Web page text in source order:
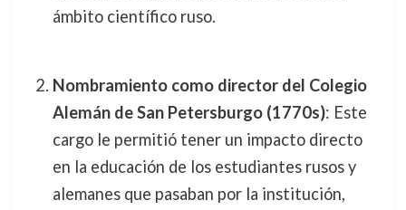
ámbito científico ruso.
Nombramiento como director del Colegio
Alemán de San Petersburgo (1770s): Este
cargo le permitió tener un impacto directo
en la educación de los estudiantes rusos y
alemanes que pasaban por la institución,